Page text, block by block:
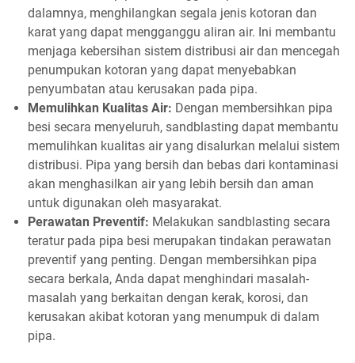
dalamnya, menghilangkan segala jenis kotoran dan
karat yang dapat mengganggu aliran air. Ini membantu
menjaga kebersihan sistem distribusi air dan mencegah
penumpukan kotoran yang dapat menyebabkan
penyumbatan atau kerusakan pada pipa.
Memulihkan Kualitas Air: Dengan membersihkan pipa
besi secara menyeluruh, sandblasting dapat membantu
memulihkan kualitas air yang disalurkan melalui sistem
distribusi. Pipa yang bersih dan bebas dari kontaminasi
akan menghasilkan air yang lebih bersih dan aman
untuk digunakan oleh masyarakat.
Perawatan Preventif: Melakukan sandblasting secara
teratur pada pipa besi merupakan tindakan perawatan
preventif yang penting. Dengan membersihkan pipa
secara berkala, Anda dapat menghindari masalah-
masalah yang berkaitan dengan kerak, korosi, dan
kerusakan akibat kotoran yang menumpuk di dalam
pipa.